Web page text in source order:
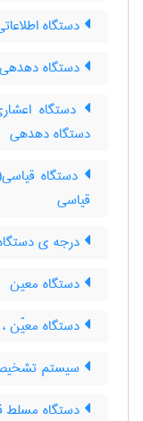
دستگاه
دستگاه
دستگاه
دستگاه دهدهی
دستگاه
قیاسی
درجه ی
دستگاه معین
دستگاه معیّن
سیستم
دستگاه